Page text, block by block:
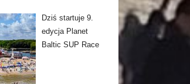
Dziś startuje 9.
edycja Planet
Baltic SUP Race